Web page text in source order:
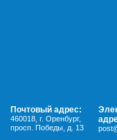
Почтовый адрес:
460018 г. Оренбург,
просп. Победы, д. 13